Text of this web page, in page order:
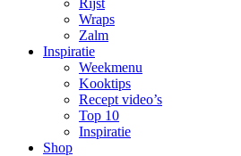
Rijst
Wraps
Zalm
Inspiratie
Weekmenu
Kooktips
Recept video’s
Top 10
Inspiratie
Shop